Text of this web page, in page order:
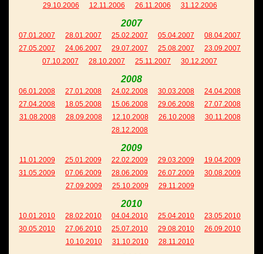
29.10.2006
12.11.2006 26.11.2006 31.12.2006
2007
07.01.2007 28.01.2007 25.02.2007 05.04.2007
08.04.2007
27.05.2007
24.06.2007 29.07.2007 25.08.2007
23.09.2007
07.10.2007
28.10.2007 25.11.2007 30.12.2007
2008
06.01.2008 27.01.2008 24.02.2008 30.03.2008
24.04.2008
27.04.2008
18.05.2008 15.06.2008 29.06.2008
27.07.2008
31.08.2008
28.09.2008 12.10.2008 26.10.2008
30.11.2008
28.12.2008
2009
11.01.2009 25.01.2009 22.02.2009 29.03.2009
19.04.2009
31.05.2009
07.06.2009 28.06.2009 26.07.2009
30.08.2009
27.09.2009
25.10.2009 29.11.2009
2010
10.01.2010 28.02.2010 04.04.2010 25.04.2010
23.05.2010
30.05.2010
27.06.2010 25.07.2010 29.08.2010
26.09.2010
10.10.2010
31.10.2010 28.11.2010